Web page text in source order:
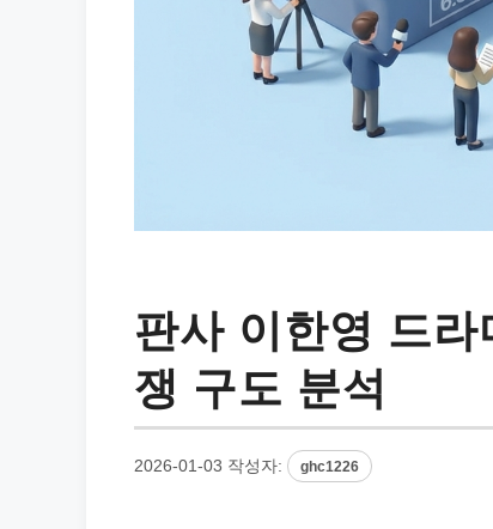
판사 이한영 드
쟁 구도 분석
2026-01-03 작성자: ghc1226